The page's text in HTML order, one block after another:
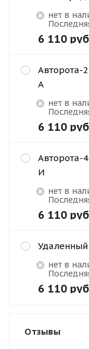
Нет в
6 110
Авторота-
А
Нет в
6 110
Авторота-
И
Нет в
6 110
Удаленный
Нет в
6 110
Отзывы